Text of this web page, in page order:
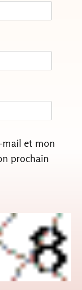
mail et mon
prochain